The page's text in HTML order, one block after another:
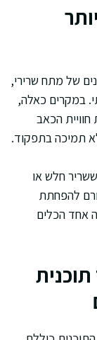
של מתח שרירי,
במקרים כאלה,
חוויית הכאב
תמיכה בתפקוד.
חלש או
להפחתת
אחד הכלים